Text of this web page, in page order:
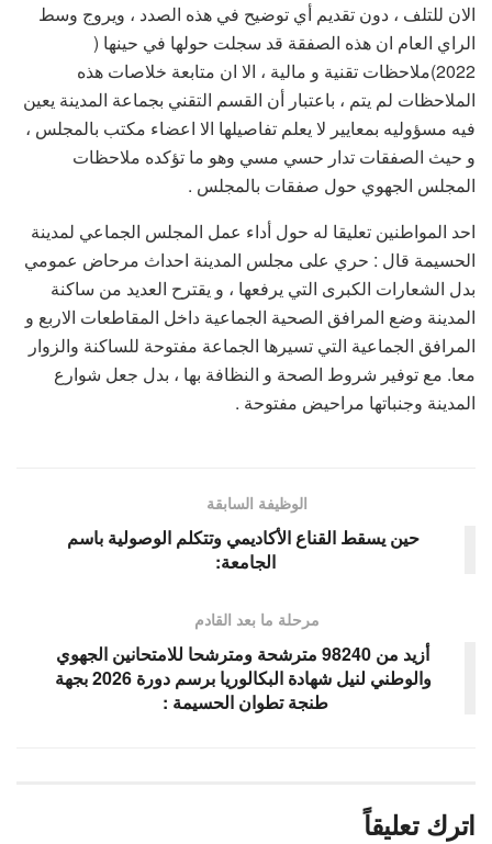
الان للتلف ، دون تقديم أي توضيح في هذه الصدد ، ويروج وسط
الراي العام ان هذه الصفقة قد سجلت حولها في حينها (
2022)ملاحظات تقنية و مالية ، الا ان متابعة خلاصات هذه
الملاحظات لم يتم ، باعتبار أن القسم التقني بجماعة المدينة يعين
فيه مسؤوليه بمعايير لا يعلم تفاصيلها الا اعضاء مكتب بالمجلس ،
و حيث الصفقات تدار حسي مسي وهو ما تؤكده ملاحظات
المجلس الجهوي حول صفقات بالمجلس .
احد المواطنين تعليقا له حول أداء عمل المجلس الجماعي لمدينة
الحسيمة قال : حري على مجلس المدينة احداث مرحاض عمومي
بدل الشعارات الكبرى التي يرفعها ، و يقترح العديد من ساكنة
المدينة وضع المرافق الصحية الجماعية داخل المقاطعات الاربع و
المرافق الجماعية التي تسيرها الجماعة مفتوحة للساكنة والزوار
معا. مع توفير شروط الصحة و النظافة بها ، بدل جعل شوارع
المدينة وجنباتها مراحيض مفتوحة .
الوظيفة السابقة
حين يسقط القناع الأكاديمي وتتكلم الوصولية باسم
الجامعة:
مرحلة ما بعد القادم
أزيد من 98240 مترشحة ومترشحا للامتحانين الجهوي
والوطني لنيل شهادة البكالوريا برسم دورة 2026 بجهة
طنجة تطوان الحسيمة :
اترك تعليقاً